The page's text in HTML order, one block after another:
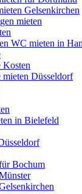
Gelsenkirchen
mieten
WC mieten in
Kosten
mieten Düsseldorf
in Bielefeld
Bochum